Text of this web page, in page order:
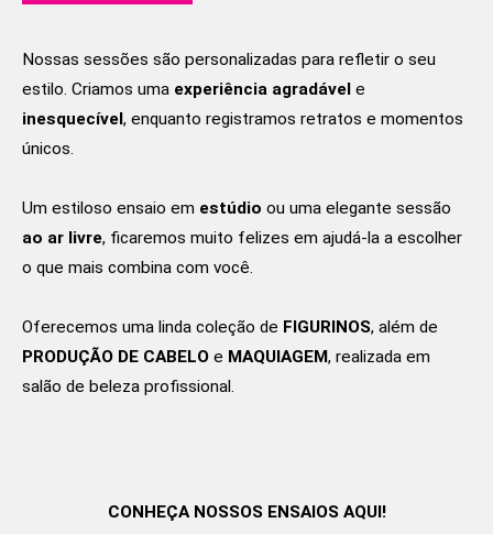
Nossas sessões são personalizadas para refletir o seu
estilo. Criamos uma experiência agradável e
inesquecível, enquanto registramos retratos e momentos
únicos.
Um estiloso ensaio em estúdio ou uma elegante sessão
ao ar livre, ficaremos muito felizes em ajudá-la a escolher
o que mais combina com você.
Oferecemos uma linda coleção de FIGURINOS, além de
PRODUÇÃO DE CABELO e MAQUIAGEM, realizada em
salão de beleza profissional.
CONHEÇA NOSSOS ENSAIOS AQUI!